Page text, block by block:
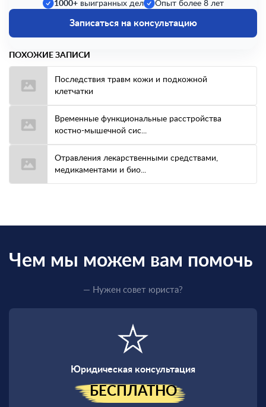
1000+выигранных дел Опыт более 8 лет
Записаться на консультацию
ПОХОЖИЕ ЗАПИСИ
Последствия травм кожи и подкожной
клетчатки
Временные функциональные расстройства
костно-мышечной сис...
Отравления лекарственными средствами,
медикаментами и био...
Чем мы можем вам помочь
— Нужен совет юриста?
Юридическая консультация
БЕСПЛАТНО